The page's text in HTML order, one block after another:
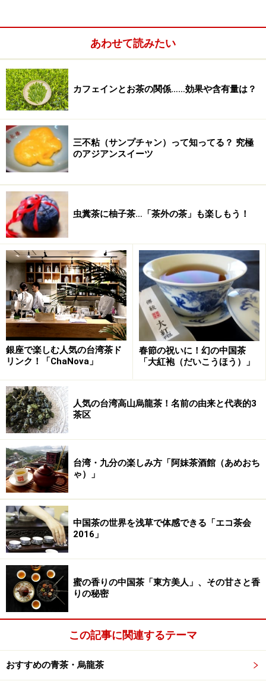
講座というよりも、たっぷりと趣味の時間を満喫するた
めの時間といった趣きです。
※記事内容は執筆時点のものです。最新の内容をご確認くださ
い。
※メニューや料金などのデータは、取材時または記事公開時点で
の内容です。
1/5 次のページへ
あわせて読みたい
カフェインとお茶の関係……効果や含有量は？
三不粘（サンプチャン）って知ってる？ 究極
のアジアンスイーツ
虫糞茶に柚子茶…「茶外の茶」も楽しもう！
銀座で楽しむ人気の台湾茶ド
リンク！「ChaNova」
春節の祝いに！幻の中国茶
「大紅袍（だいこうほう）」
人気の台湾高山烏龍茶！名前の由来と代表的3
茶区
台湾・九分の楽しみ方「阿妹茶酒館（あめおち
ゃ）」
中国茶の世界を浅草で体感できる「エコ茶会
2016」
蜜の香りの中国茶「東方美人」、その甘さと香
りの秘密
この記事に関連するテーマ
おすすめの青茶・烏龍茶